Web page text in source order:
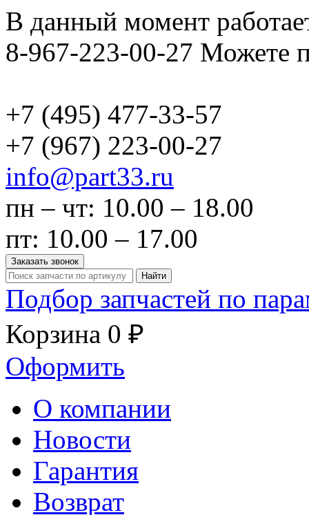
В данный момент
8-967-223-00-27 Можете
+7 (495) 477-33-57
+7 (967) 223-00-27
info@part33.ru
пн – чт: 10.00 – 18.00
пт: 10.00 – 17.00
Заказать звонок
Найти
Подбор запчастей по
Корзина 0 ₽
Оформить
О компании
Новости
Гарантия
Возврат